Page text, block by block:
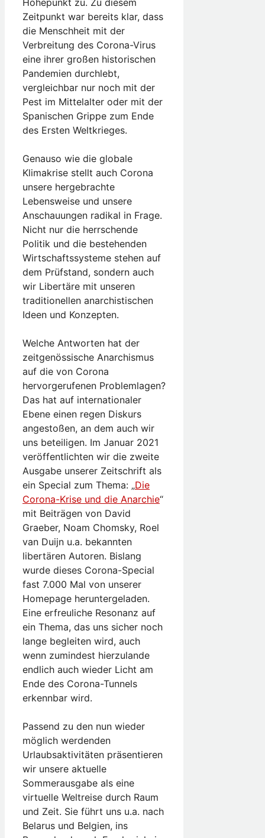
Höhepunkt zu. Zu diesem
Zeitpunkt war bereits klar, dass
die Menschheit mit der
Verbreitung des Corona-Virus
eine ihrer großen historischen
Pandemien durchlebt,
vergleichbar nur noch mit der
Pest im Mittelalter oder mit der
Spanischen Grippe zum Ende
des Ersten Weltkrieges.
Genauso wie die globale
Klimakrise stellt auch Corona
unsere hergebrachte
Lebensweise und unsere
Anschauungen radikal in Frage.
Nicht nur die herrschende
Politik und die bestehenden
Wirtschaftssysteme stehen auf
dem Prüfstand, sondern auch
wir Libertäre mit unseren
traditionellen anarchistischen
Ideen und Konzepten.
Welche Antworten hat der
zeitgenössische Anarchismus
auf die von Corona
hervorgerufenen Problemlagen?
Das hat auf internationaler
Ebene einen regen Diskurs
angestoßen, an dem auch wir
uns beteiligen. Im Januar 2021
veröffentlichten wir die zweite
Ausgabe unserer Zeitschrift als
ein Spe­cial zum Thema: „Die
Corona-Krise und die Anarchie“
mit Beiträgen von David
Graeber, Noam Chomsky, Roel
van Duijn u.a. bekannten
libertären Autoren. Bislang
wurde dieses Corona-Special
fast 7.000 Mal von unserer
Homepage heruntergeladen.
Eine erfreuliche Resonanz auf
ein Thema, das uns sicher noch
lange begleiten wird, auch
wenn zumindest hierzulande
endlich auch wieder Licht am
Ende des Corona-Tunnels
erkennbar wird.
Passend zu den nun wieder
möglich werdenden
Urlaubsaktivitäten präsentieren
wir unsere aktuelle
Sommerausgabe als eine
virtuelle Weltreise durch Raum
und Zeit. Sie führt uns u.a. nach
Belarus und Belgien, ins